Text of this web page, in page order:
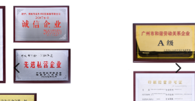
넳 넲